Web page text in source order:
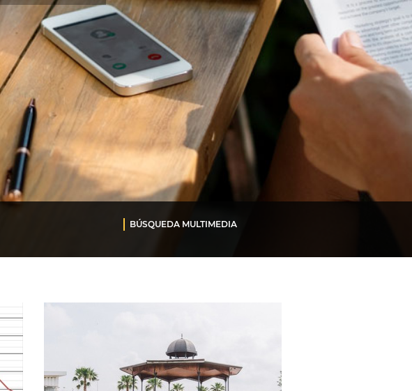
BÚSQUEDA MULTIMEDIA